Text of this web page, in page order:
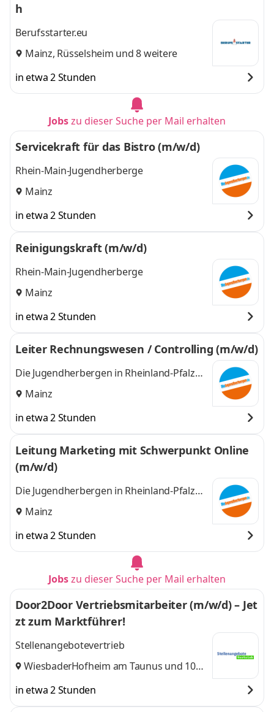
h
Berufsstarter.eu
Mainz, Rüsselsheim und 8 weitere
in etwa 2 Stunden
Jobszu dieser Suche per Mail erhalten
Servicekraft für das Bistro (m/w/d)
Rhein-Main-Jugendherberge
Mainz
in etwa 2 Stunden
Reinigungskraft (m/w/d)
Rhein-Main-Jugendherberge
Mainz
in etwa 2 Stunden
Leiter Rechnungswesen / Controlling (m/w/d)
Die Jugendherbergen in Rheinland-Pfalz
und im Saarland (Zentrale)
Mainz
in etwa 2 Stunden
Leitung Marketing mit Schwerpunkt Online
(m/w/d)
Die Jugendherbergen in Rheinland-Pfalz
und im Saarland (Zentrale)
Mainz
in etwa 2 Stunden
Jobszu dieser Suche per Mail erhalten
Door2Door Vertriebsmitarbeiter (m/w/d) – Jet
zt zum Marktführer!
Stellenangebotevertrieb
Wiesbaden,
Hofheim am Taunus und 10
in etwa 2 Stunden